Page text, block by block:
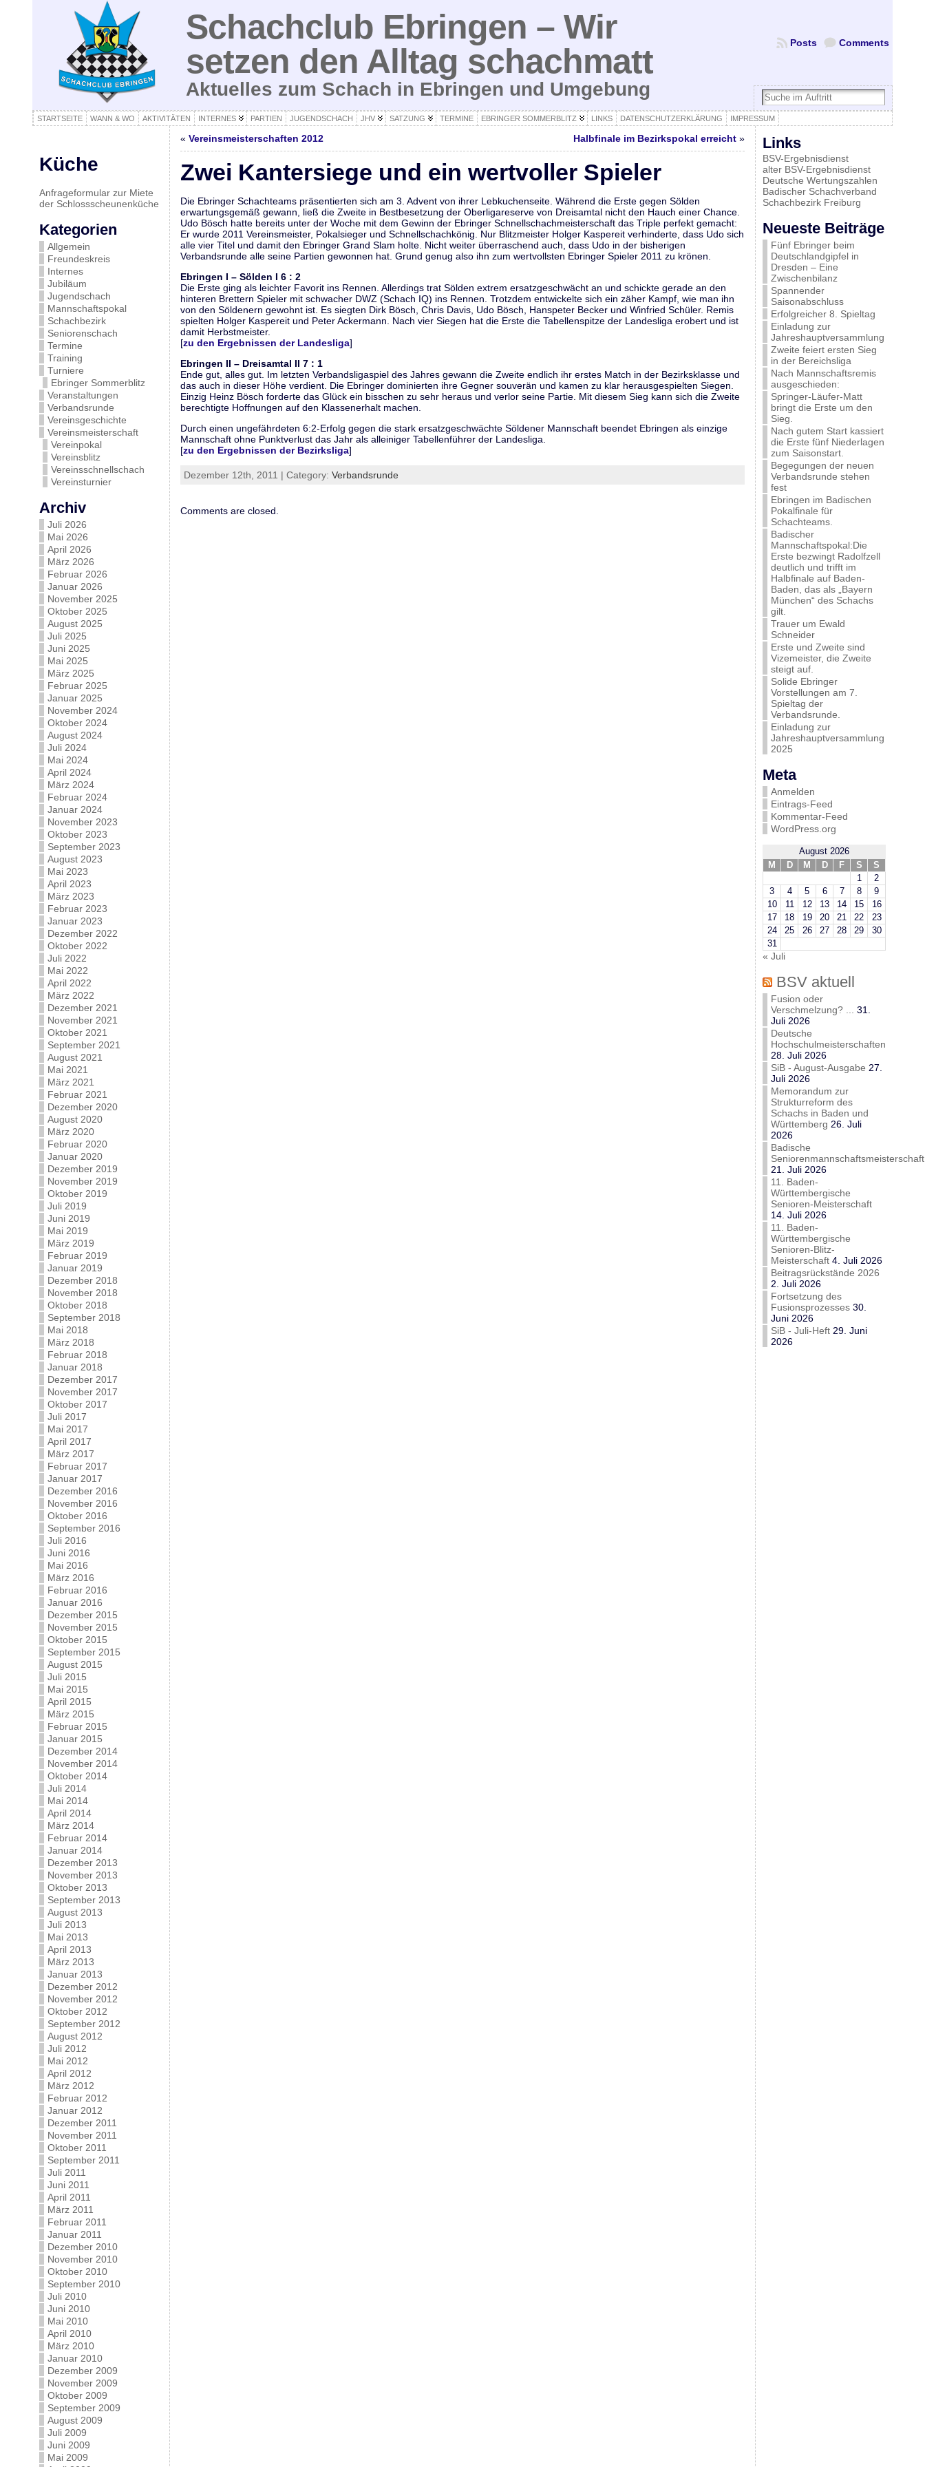
Schachclub Ebringen – Wir
setzen den Alltag schachmatt
Aktuelles zum Schach in Ebringen und Umgebung
Comments
Posts
STARTSEITE WANN & WO AKTIVITÄTEN INTERNES PARTIEN JUGENDSCHACH JHV SATZUNG TERMINE EBRINGER SOMMERBLITZ LINKS DATENSCHUTZERKLÄRUNG IMPRESSUM
Küche
Anfrageformular zur Miete
der Schlossscheunenküche
Kategorien
Allgemein
Freundeskreis
Internes
Jubiläum
Jugendschach
Mannschaftspokal
Schachbezirk
Seniorenschach
Termine
Training
Turniere
Ebringer Sommerblitz
Veranstaltungen
Verbandsrunde
Vereinsgeschichte
Vereinsmeisterschaft
Vereinpokal
Vereinsblitz
Vereinsschnellschach
Vereinsturnier
Archiv
Juli 2026
Mai 2026
April 2026
März 2026
Februar 2026
Januar 2026
November 2025
Oktober 2025
August 2025
Juli 2025
Juni 2025
Mai 2025
März 2025
Februar 2025
Januar 2025
November 2024
Oktober 2024
August 2024
Juli 2024
Mai 2024
April 2024
März 2024
Februar 2024
Januar 2024
November 2023
Oktober 2023
September 2023
August 2023
Mai 2023
April 2023
März 2023
Februar 2023
Januar 2023
Dezember 2022
Oktober 2022
Juli 2022
Mai 2022
April 2022
März 2022
Dezember 2021
November 2021
Oktober 2021
September 2021
August 2021
Mai 2021
März 2021
Februar 2021
Dezember 2020
August 2020
März 2020
Februar 2020
Januar 2020
Dezember 2019
November 2019
Oktober 2019
Juli 2019
Juni 2019
Mai 2019
März 2019
Februar 2019
Januar 2019
Dezember 2018
November 2018
Oktober 2018
September 2018
Mai 2018
März 2018
Februar 2018
Januar 2018
Dezember 2017
November 2017
Oktober 2017
Juli 2017
Mai 2017
April 2017
März 2017
Februar 2017
Januar 2017
Dezember 2016
November 2016
Oktober 2016
September 2016
Juli 2016
Juni 2016
Mai 2016
März 2016
Februar 2016
Januar 2016
Dezember 2015
November 2015
Oktober 2015
September 2015
August 2015
Juli 2015
Mai 2015
April 2015
März 2015
Februar 2015
Januar 2015
Dezember 2014
November 2014
Oktober 2014
Juli 2014
Mai 2014
April 2014
März 2014
Februar 2014
Januar 2014
Dezember 2013
November 2013
Oktober 2013
September 2013
August 2013
Juli 2013
Mai 2013
April 2013
März 2013
Januar 2013
Dezember 2012
November 2012
Oktober 2012
September 2012
August 2012
Juli 2012
Mai 2012
April 2012
März 2012
Februar 2012
Januar 2012
Dezember 2011
November 2011
Oktober 2011
September 2011
Juli 2011
Juni 2011
April 2011
März 2011
Februar 2011
Januar 2011
Dezember 2010
November 2010
Oktober 2010
September 2010
Juli 2010
Juni 2010
Mai 2010
April 2010
März 2010
Januar 2010
Dezember 2009
November 2009
Oktober 2009
September 2009
August 2009
Juli 2009
Juni 2009
Mai 2009
« Vereinsmeisterschaften 2012 Halbfinale im Bezirkspokal erreicht »
Zwei Kantersiege und ein wertvoller Spieler
Die Ebringer Schachteams präsentierten sich am 3. Advent von ihrer Lebkuchenseite. Während die Erste gegen Sölden
erwartungsgemäß gewann, ließ die Zweite in Bestbesetzung der Oberligareserve von Dreisamtal nicht den Hauch einer Chance.
Udo Bösch hatte bereits unter der Woche mit dem Gewinn der Ebringer Schnellschachmeisterschaft das Triple perfekt gemacht:
Er wurde 2011 Vereinsmeister, Pokalsieger und Schnellschachkönig. Nur Blitzmeister Holger Kaspereit verhinderte, dass Udo sich
alle vier Titel und damit den Ebringer Grand Slam holte. Nicht weiter überraschend auch, dass Udo in der bisherigen
Verbandsrunde alle seine Partien gewonnen hat. Grund genug also ihn zum wertvollsten Ebringer Spieler 2011 zu krönen.
Ebringen I – Sölden I 6 : 2
Die Erste ging als leichter Favorit ins Rennen. Allerdings trat Sölden extrem ersatzgeschwächt an und schickte gerade an den
hinteren Brettern Spieler mit schwacher DWZ (Schach IQ) ins Rennen. Trotzdem entwickelte sich ein zäher Kampf, wie man ihn
von den Söldenern gewohnt ist. Es siegten Dirk Bösch, Chris Davis, Udo Bösch, Hanspeter Becker und Winfried Schüler. Remis
spielten Holger Kaspereit und Peter Ackermann. Nach vier Siegen hat die Erste die Tabellenspitze der Landesliga erobert und ist
damit Herbstmeister.
[zu den Ergebnissen der Landesliga]
Ebringen II – Dreisamtal II 7 : 1
Ende gut, alles gut. Im letzten Verbandsligaspiel des Jahres gewann die Zweite endlich ihr erstes Match in der Bezirksklasse und
das auch in dieser Höhe verdient. Die Ebringer dominierten ihre Gegner souverän und kamen zu klar herausgespielten Siegen.
Einzig Heinz Bösch forderte das Glück ein bisschen zu sehr heraus und verlor seine Partie. Mit diesem Sieg kann sich die Zweite
berechtigte Hoffnungen auf den Klassenerhalt machen.
Durch einen ungefährdeten 6:2-Erfolg gegen die stark ersatzgeschwächte Söldener Mannschaft beendet Ebringen als einzige
Mannschaft ohne Punktverlust das Jahr als alleiniger Tabellenführer der Landesliga.
[zu den Ergebnissen der Bezirksliga]
Dezember 12th, 2011 | Category: Verbandsrunde
Comments are closed.
Links
BSV-Ergebnisdienst
alter BSV-Ergebnisdienst
Deutsche Wertungszahlen
Badischer Schachverband
Schachbezirk Freiburg
Neueste Beiträge
Fünf Ebringer beim
Deutschlandgipfel in
Dresden – Eine
Zwischenbilanz
Spannender
Saisonabschluss
Erfolgreicher 8. Spieltag
Einladung zur
Jahreshauptversammlung
Zweite feiert ersten Sieg
in der Bereichsliga
Nach Mannschaftsremis
ausgeschieden:
Springer-Läufer-Matt
bringt die Erste um den
Sieg.
Nach gutem Start kassiert
die Erste fünf Niederlagen
zum Saisonstart.
Begegungen der neuen
Verbandsrunde stehen
fest
Ebringen im Badischen
Pokalfinale für
Schachteams.
Badischer
Mannschaftspokal:Die
Erste bezwingt Radolfzell
deutlich und trifft im
Halbfinale auf Baden-
Baden, das als „Bayern
München“ des Schachs
gilt.
Trauer um Ewald
Schneider
Erste und Zweite sind
Vizemeister, die Zweite
steigt auf.
Solide Ebringer
Vorstellungen am 7.
Spieltag der
Verbandsrunde.
Einladung zur
Jahreshauptversammlung
2025
Meta
Anmelden
Eintrags-Feed
Kommentar-Feed
WordPress.org
August 2026
M
D M D F S
S
1
2
3
4 5 6 7 8
9
10
11 12 13 14 15
16
17
18 19 20 21 22
23
24
25 26 27 28 29
30
31
« Juli
BSV aktuell
Fusion oder
Verschmelzung? ...
31.
Juli 2026
Deutsche
Hochschulmeisterschaften
28. Juli 2026
SiB - August-Ausgabe 27.
Juli 2026
Memorandum zur
Strukturreform des
Schachs in Baden und
Württemberg 26. Juli
2026
Badische
Seniorenmannschaftsmeisterschaft
21. Juli 2026
11. Baden-
Württembergische
Senioren-Meisterschaft
14. Juli 2026
11. Baden-
Württembergische
Senioren-Blitz-
Meisterschaft 4. Juli 2026
Beitragsrückstände 2026
2. Juli 2026
Fortsetzung des
Fusionsprozesses 30.
Juni 2026
SiB - Juli-Heft 29. Juni
2026